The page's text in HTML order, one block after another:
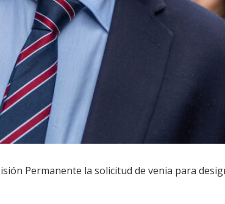
Permanente la solicitud de venia para